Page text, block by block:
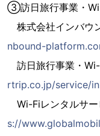
③訪日旅行事業・
株式会社インバウ
nbound-
訪日旅行事業・Wi-
rtrip.co.jp/service/
Wi-Fiレンタルサー
s://